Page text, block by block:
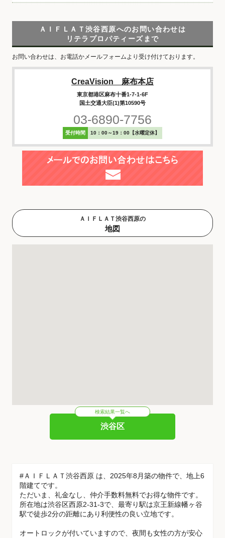
ＡＩＦＬＡＴ渋谷西原へのお問い合わせは
リテラプロパティーズまで
お問い合わせは、お電話かメールフォームより受け付けております。
CreaVision 麻布本店
東京都港区麻布十番1-7-1-6F
国土交通大臣(1)第10590号
03-6890-7756
受付時間 10：00～19：00【水曜定休】
ＡＩＦＬＡＴ渋谷西原の
地図
検索結果一覧へ
渋谷区
#ＡＩＦＬＡＴ渋谷西原 は、2025年8月築の物件で、地上6
階建てです。
ただいま、礼金なし、仲介手数料無料でお得な物件です。
所在地は渋谷区西原2-31-3で、最寄り駅は京王新線幡ヶ谷
駅で徒歩2分の距離にあり利便性の良い立地です。
オートロックが付いていますので、夜間も女性の方が安心